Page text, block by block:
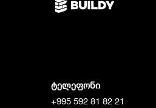
ტელეფონი
+995 592 81 82 21